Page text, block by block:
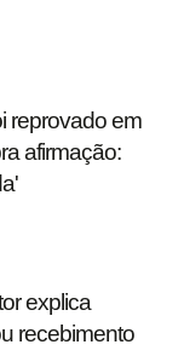
reprovado em
afirmação:
explica
recebimento